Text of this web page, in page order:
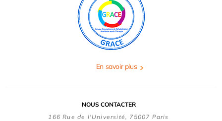
En savoir plus
NOUS CONTACTER
166 Rue de l'Université, 75007 Paris